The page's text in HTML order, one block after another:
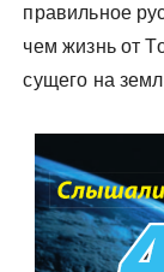
правильное
чем жизнь от
сущего на